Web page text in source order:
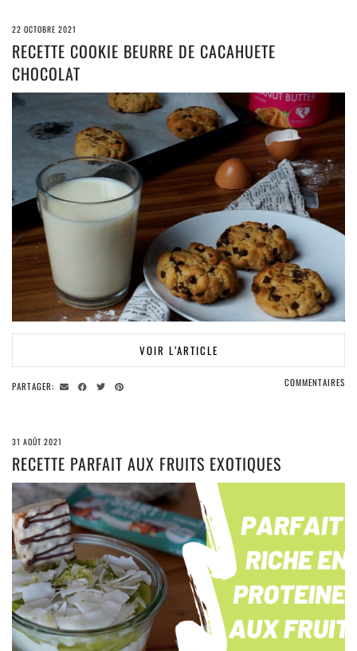
22 OCTOBRE 2021
RECETTE COOKIE BEURRE DE CACAHUETE
CHOCOLAT
VOIR L’ARTICLE
PARTAGER: COMMENTAIRES
31 AOÛT 2021
RECETTE PARFAIT AUX FRUITS EXOTIQUES